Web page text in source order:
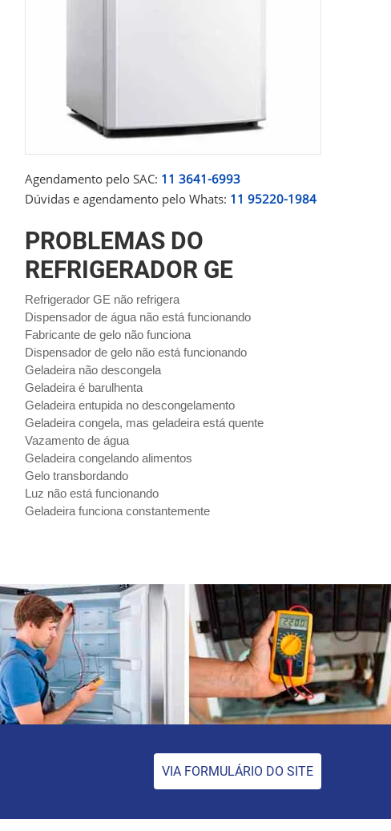
Agendamento pelo SAC: 11 3641-6993
Dúvidas e agendamento pelo Whats: 11 95220-1984
PROBLEMAS DO
REFRIGERADOR GE
Refrigerador GE não refrigera
Dispensador de água não está funcionando
Fabricante de gelo não funciona
Dispensador de gelo não está funcionando
Geladeira não descongela
Geladeira é barulhenta
Geladeira entupida no descongelamento
Geladeira congela, mas geladeira está quente
Vazamento de água
Geladeira congelando alimentos
Gelo transbordando
Luz não está funcionando
Geladeira funciona constantemente
VIA FORMULÁRIO DO SITE